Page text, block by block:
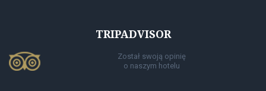
TRIPADVISOR
Został swoją opinię
o naszym hotelu